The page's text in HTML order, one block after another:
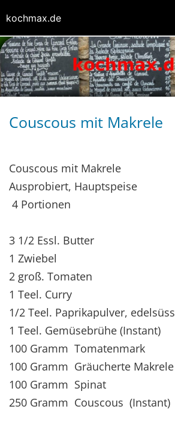
Couscous mit Makrele
Couscous mit Makrele
Ausprobiert, Hauptspeise
4 Portionen
3 1/2 Essl. Butter
1 Zwiebel
2 groß. Tomaten
1 Teel. Curry
1/2 Teel. Paprikapulver, edelsüss
1 Teel. Gemüsebrühe (Instant)
100 Gramm Tomatenmark
100 Gramm Gräucherte Makrele
100 Gramm Spinat
250 Gramm Couscous (Instant)
kochmax.de